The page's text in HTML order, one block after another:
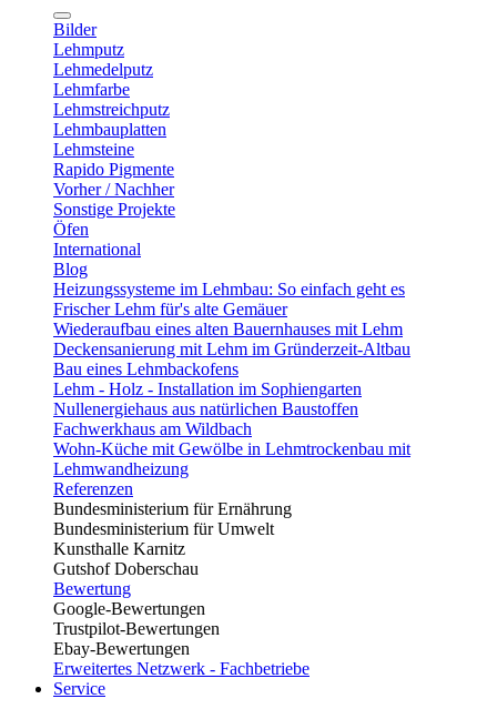
Bilder
Lehmputz
Lehmedelputz
Lehmfarbe
Lehmstreichputz
Lehmbauplatten
Lehmsteine
Rapido Pigmente
Vorher / Nachher
Sonstige Projekte
Öfen
International
Blog
Heizungssysteme im Lehmbau: So einfach geht es
Frischer Lehm für's alte Gemäuer
Wiederaufbau eines alten Bauernhauses mit Lehm
Deckensanierung mit Lehm im Gründerzeit-Altbau
Bau eines Lehmbackofens
Lehm - Holz - Installation im Sophiengarten
Nullenergiehaus aus natürlichen Baustoffen
Fachwerkhaus am Wildbach
Wohn-Küche mit Gewölbe in Lehmtrockenbau mit
Lehmwandheizung
Referenzen
Bundesministerium für Ernährung
Bundesministerium für Umwelt
Kunsthalle Karnitz
Gutshof Doberschau
Bewertung
Google-Bewertungen
Trustpilot-Bewertungen
Ebay-Bewertungen
Erweitertes Netzwerk - Fachbetriebe
Service